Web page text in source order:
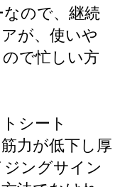
ので、継続
が、使いや
で忙しい方
シート
力が低下し厚
ングサイン